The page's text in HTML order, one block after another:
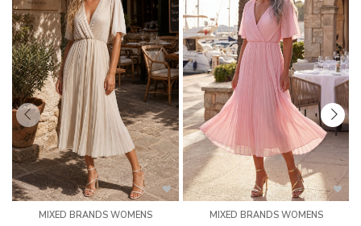
MIXED BRANDS WOMENS MIXED BRANDS WOMENS